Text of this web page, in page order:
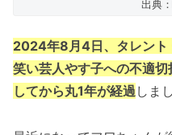
出典
2024年8月4日、タレン
笑い芸人やす子への不適
してから丸1年が経過 しま